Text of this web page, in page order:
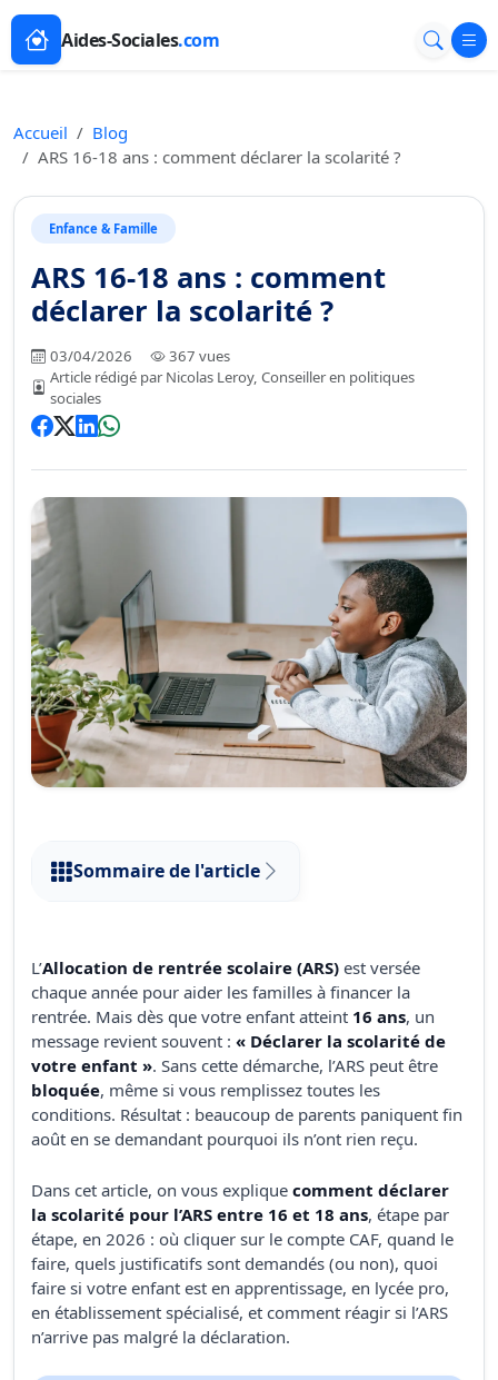
Aides-Sociales.com
Accueil
Blog
ARS 16-18 ans : comment déclarer la scolarité ?
Enfance & Famille
ARS 16-18 ans : comment
déclarer la scolarité ?
03/04/2026
367 vues
Article rédigé par Nicolas Leroy, Conseiller en politiques
sociales
Sommaire de l'article
L’Allocation de rentrée scolaire (ARS) est versée
chaque année pour aider les familles à financer la
rentrée. Mais dès que votre enfant atteint 16 ans, un
message revient souvent : « Déclarer la scolarité de
votre enfant ». Sans cette démarche, l’ARS peut être
bloquée, même si vous remplissez toutes les
conditions. Résultat : beaucoup de parents paniquent fin
août en se demandant pourquoi ils n’ont rien reçu.
Dans cet article, on vous explique comment déclarer
la scolarité pour l’ARS entre 16 et 18 ans, étape par
étape, en 2026 : où cliquer sur le compte CAF, quand le
faire, quels justificatifs sont demandés (ou non), quoi
faire si votre enfant est en apprentissage, en lycée pro,
en établissement spécialisé, et comment réagir si l’ARS
n’arrive pas malgré la déclaration.